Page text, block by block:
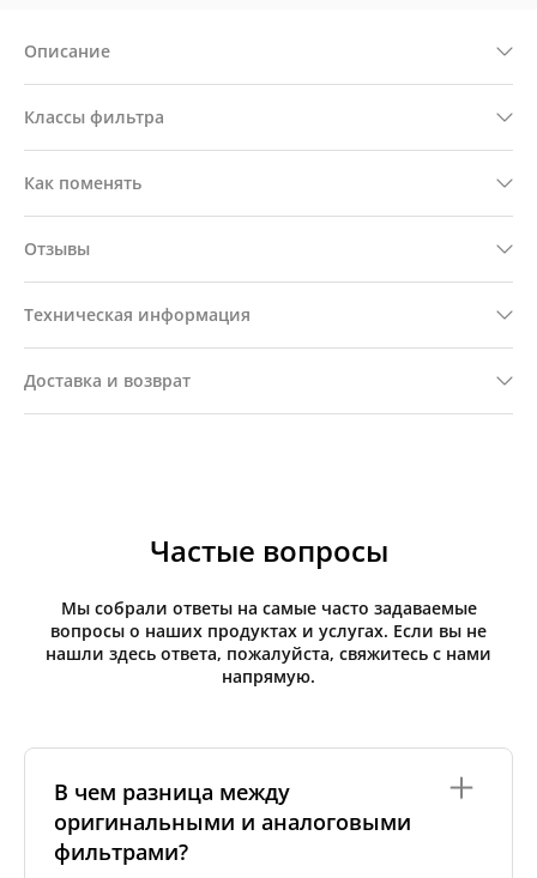
Описание
Классы фильтра
Как поменять
Отзывы
Техническая информация
Доставка и возврат
Частые вопросы
Мы собрали ответы на самые часто задаваемые
вопросы о наших продуктах и услугах. Если вы не
нашли здесь ответа, пожалуйста, свяжитесь с нами
напрямую.
В чем разница между
оригинальными и аналоговыми
фильтрами?